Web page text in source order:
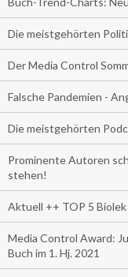
Die meistgehörten
Der Media Control
Falsche Pandemien -
Die meistgehörten
Prominente Autoren
stehen!
Aktuell ++ TOP 5
Media Control Award:
Buch im 1. Hj. 2021